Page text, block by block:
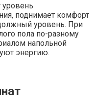
уровень
поднимает комфорт
уровень. При
пола по-разному
напольной
энергию.